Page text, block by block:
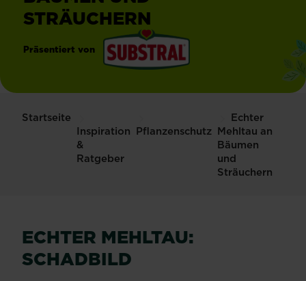
STRÄUCHERN
Präsentiert von
Startseite
Inspiration
&
Ratgeber
Pflanzenschutz
Echter
Mehltau an
Bäumen
und
Sträuchern
ECHTER MEHLTAU:
SCHADBILD